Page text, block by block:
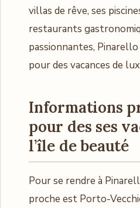
villas de rêve, ses
restaurants
passionnantes,
pour des vacances de
Informations
pour des ses
l’île de beauté
Pour se rendre à
proche est Porto-